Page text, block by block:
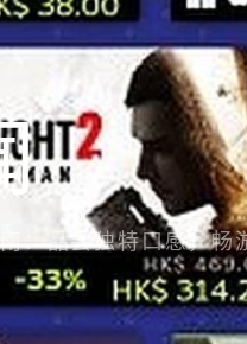
：品尝独特口感，畅